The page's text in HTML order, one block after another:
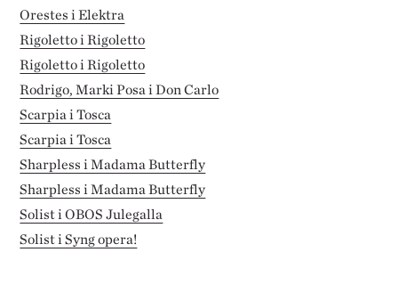
Orestes i Elektra
Rigoletto i Rigoletto
Rigoletto i Rigoletto
Rodrigo, Marki Posa i Don Carlo
Scarpia i Tosca
Scarpia i Tosca
Sharpless i Madama Butterfly
Sharpless i Madama Butterfly
Solist i OBOS Julegalla
Solist i Syng opera!